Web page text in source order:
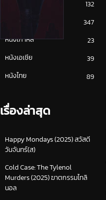
132
347
หนังเกาหลี
23
หนังเอเชีย
39
หนังไทย
89
เรื่องล่าสุด
Happy Mondays (2025) สวัสดี
วันจันทร์(ส)
Cold Case: The Tylenol
Murders (2025) ฆาตกรรมไทลิ
นอล